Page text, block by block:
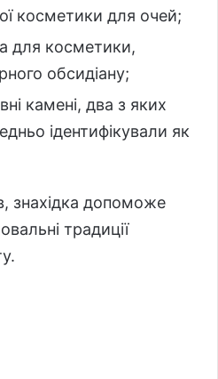
косметики для очей;
для косметики,
обсидіану;
камені, два з яких
ідентифікували як
знахідка допоможе
традиції